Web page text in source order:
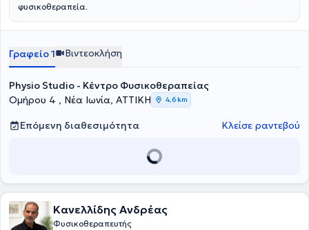
φυσικοθεραπεία.
Γραφείο 1 Βιντεοκλήση
Physio Studio - Κέντρο Φυσικοθεραπείας
Ομήρου 4 , Νέα Ιωνία, ΑΤΤΙΚΗ
4,6 km
Επόμενη διαθεσιμότητα Κλείσε ραντεβού
Κανελλίδης Ανδρέας
Φυσικοθεραπευτής